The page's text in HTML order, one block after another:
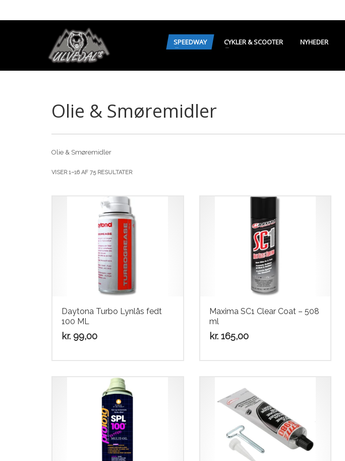
SPEEDWAY CYKLER & SCOOTER NYHEDER
Olie & Smøremidler
Olie & Smøremidler
VISER 1–16 AF 75 RESULTATERSORTERET
Daytona Turbo Lynlås fedt
100 ML
kr. 99,00
Maxima SC1 Clear Coat – 508
ml
kr.165,00